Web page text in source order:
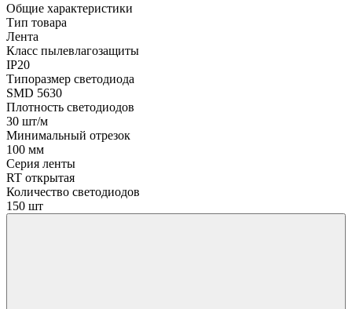
Общие характеристики
Тип товара
Лента
Класс пылевлагозащиты
IP20
Типоразмер светодиода
SMD 5630
Плотность светодиодов
30 шт/м
Минимальный отрезок
100 мм
Серия ленты
RT открытая
Количество светодиодов
150 шт